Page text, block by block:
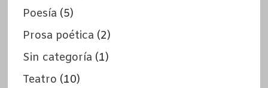
Poesía (5)
Prosa poética (2)
Sin categoría (1)
Teatro (10)